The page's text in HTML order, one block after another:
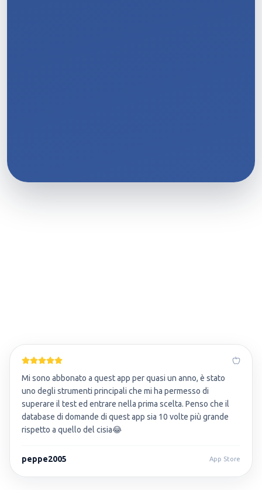
Mi sono abbonato a quest app per quasi un anno, è stato
uno degli strumenti principali che mi ha permesso di
superare il test ed entrare nella prima scelta. Penso che il
database di domande di quest app sia 10 volte più grande
rispetto a quello del cisia😂
peppe2005 App Store